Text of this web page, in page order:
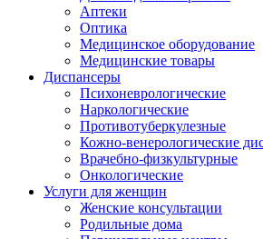
Аптеки
Оптика
Медицинское оборудование
Медицинские товары
Диспансеры
Психоневрологические
Наркологические
Противотуберкулезные
Кожно-венерологические
Врачебно-физкультурные
Онкологические
Услуги для женщин
Женские консультации
Родильные дома